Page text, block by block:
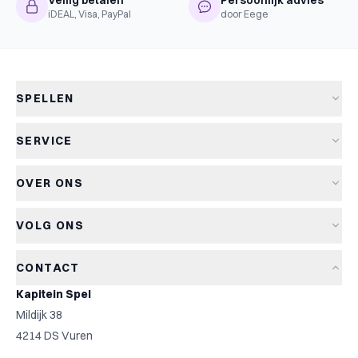
iDEAL, Visa, PayPal door Eege
SPELLEN
Nieuwe spellen
Kinderspellen
Top 10
SERVICE
Retourneren
OVER ONS
Het Kapiteinsspel
Spelregels
Contact
VOLG ONS
CONTACT
Kapitein Spel
Mildijk 38
4214 DS Vuren